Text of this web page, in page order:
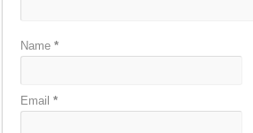
Name*
Email*